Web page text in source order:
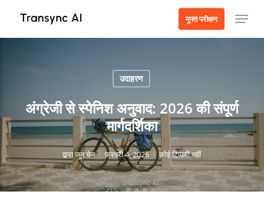
पर
मुफ्त परीक्षण मेनू
उदाहरण
अंग्रेजी से स्पेनिश अनुवाद: 2026 की संपूर्ण
मार्गदर्शिका
द्वाराजून चेन फ़रवरी 4, 2026 कोई टिप्पणी नहीं